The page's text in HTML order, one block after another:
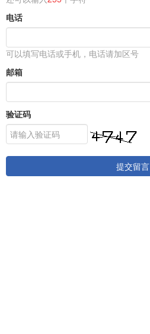
电话
可以填写电话或手机，电话请加区号
邮箱
验证码
提交留言